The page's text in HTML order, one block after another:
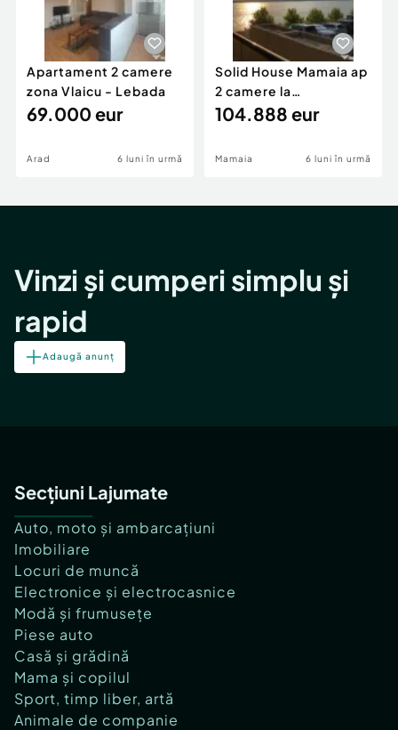
Apartament 2 camere
zona Vlaicu - Lebada
69.000 eur
Arad 6 luni în urmă
Solid House Mamaia ap
2 camere la
cheie,langa Mega
104.888 eur
Mamaia 6 luni în urmă
Vinzi și cumperi simplu și
rapid
Adaugă anunț
Secțiuni Lajumate
Auto, moto și ambarcațiuni
Imobiliare
Locuri de muncă
Electronice și electrocasnice
Modă și frumusețe
Piese auto
Casă și grădină
Mama și copilul
Sport, timp liber, artă
Animale de companie